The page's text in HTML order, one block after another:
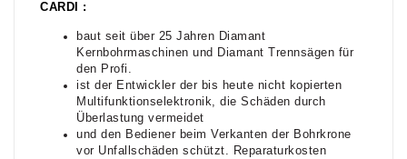
CARDI :
baut seit über 25 Jahren Diamant
Kernbohrmaschinen und Diamant Trennsägen für
den Profi.
ist der Entwickler der bis heute nicht kopierten
Multifunktionselektronik, die Schäden durch
Überlastung vermeidet
und den Bediener beim Verkanten der Bohrkrone
vor Unfallschäden schützt. Reparaturkosten